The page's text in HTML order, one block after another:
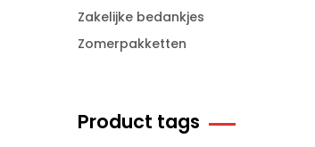
Zakelijke bedankjes
Zomerpakketten
Product tags